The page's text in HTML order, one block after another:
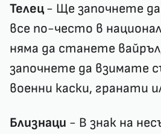
Телец- Ще започнете
все по-често в
няма да станете
започнете да взимате
военни каски, гранати
Близнаци - В знак на